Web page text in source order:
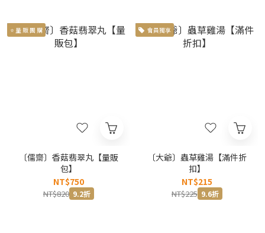
⭐ 量 販 團 購
〔儒齋〕香菇翡翠丸【量販
包】
NT$750
NT$820 9.2折
會員獨享
〔大爺〕蟲草雞湯【滿件折
扣】
NT$215
NT$225 9.6折